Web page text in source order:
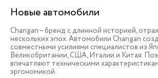
Новые автомобили
Changan – бренд с длинной историей,
нескольких эпох. Автомобили Changan
совместными усилиями специалистов из
Великобритании, США, Италии и Китая.
впечатляют техническими
эргономикой.